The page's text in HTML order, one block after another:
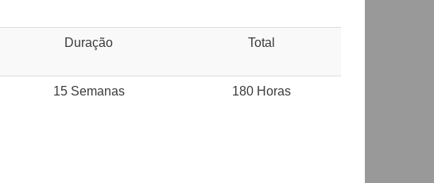
Duração Total
15 Semanas 180 Horas